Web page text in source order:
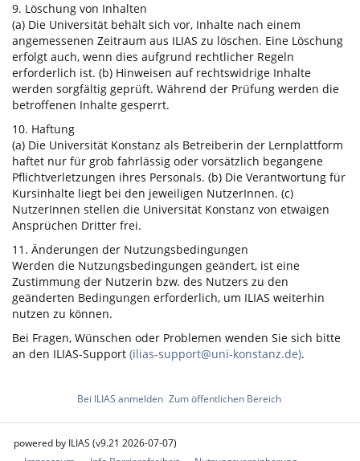
9. Löschung von Inhalten
(a) Die Universität behält sich vor, Inhalte nach einem
angemessenen Zeitraum aus ILIAS zu löschen. Eine Löschung
erfolgt auch, wenn dies aufgrund rechtlicher Regeln
erforderlich ist. (b) Hinweisen auf rechtswidrige Inhalte
werden sorgfältig geprüft. Während der Prüfung werden die
betroffenen Inhalte gesperrt.
10. Haftung
(a) Die Universität Konstanz als Betreiberin der Lernplattform
haftet nur für grob fahrlässig oder vorsätzlich begangene
Pflichtverletzungen ihres Personals. (b) Die Verantwortung für
Kursinhalte liegt bei den jeweiligen NutzerInnen. (c)
NutzerInnen stellen die Universität Konstanz von etwaigen
Ansprüchen Dritter frei.
11. Änderungen der Nutzungsbedingungen
Werden die Nutzungsbedingungen geändert, ist eine
Zustimmung der Nutzerin bzw. des Nutzers zu den
geänderten Bedingungen erforderlich, um ILIAS weiterhin
nutzen zu können.
Bei Fragen, Wünschen oder Problemen wenden Sie sich bitte
an den ILIAS-Support (ilias-support@uni-konstanz.de).
Bei ILIAS anmelden Zum öffentlichen Bereich
powered by ILIAS (v9.21 2026-07-07)